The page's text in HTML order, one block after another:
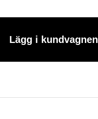
Lägg i kundvagnen